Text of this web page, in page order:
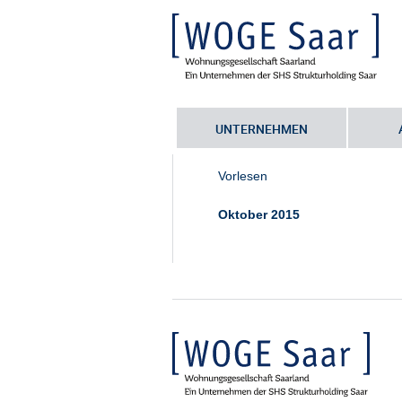
UNTERNEHMEN
Sie befinden sich hier:
Vorlesen
Oktober 2015